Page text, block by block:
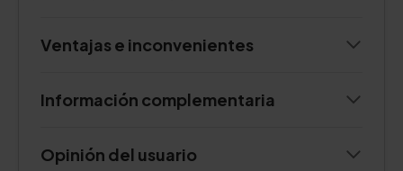
Ventajas e inconvenientes
Información complementaria
Opinión del usuario